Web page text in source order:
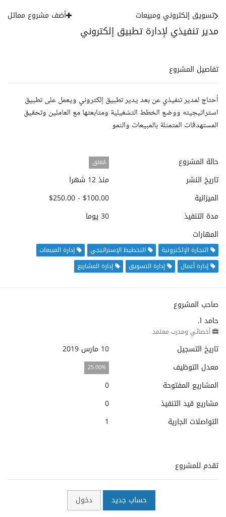
مدير تنفيذي لإدارة تطبيق إلكتروني
تسويق إلكتروني ومبيعات أضف مشروع مماثل
تفاصيل المشروع
أحتاج لمدير تنفيذي عن بعد يدير تطبيق إلكتروني ويعمل على تطبيق
استراتيجيته ووضع الخطط التشغيلية ومتابعتها مع العاملين وتحقيق
المستهدفات المتمثلة بالمبيعات والنمو
حالة المشروع مُغلق
تاريخ النشر
منذ 12 شهرا
الميزانية
$100.00 - $250.00
مدة التنفيذ
30 يوما
المهارات
التجارة الإلكترونية التخطيط الإستراتيجي
إدارة المبيعات
إدارة أعمال
إدارة التسويق إدارة المشاريع
صاحب المشروع
حامد ا.
أخصائي ومدرب معتمد
تاريخ التسجيل
10 مارس 2019
معدل التوظيف
25.00%
المشاريع المفتوحة
0
مشاريع قيد التنفيذ
0
التواصلات الجارية
1
تقدم للمشروع
حساب جديد دخول